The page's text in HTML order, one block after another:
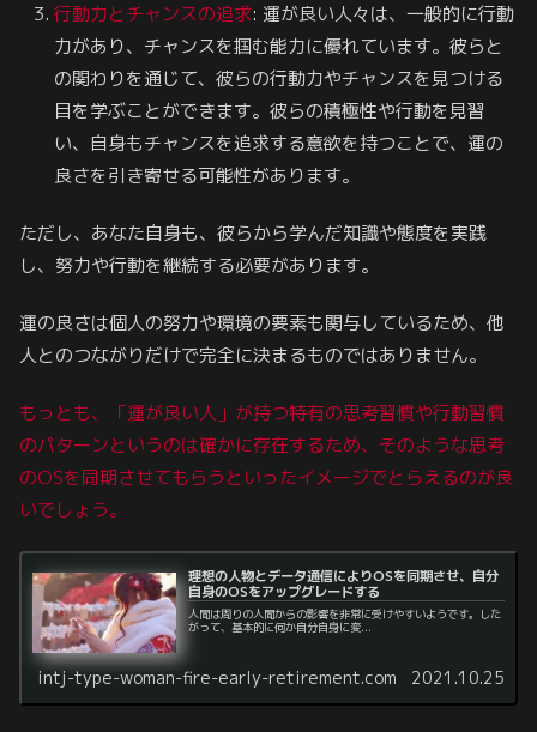
行動力とチャンスの追求: 運が良い人々は、一般的に行動
力があり、チャンスを掴む能力に優れています。彼らと
の関わりを通じて、彼らの行動力やチャンスを見つける
目を学ぶことができます。彼らの積極性や行動を見習
い、自身もチャンスを追求する意欲を持つことで、運の
良さを引き寄せる可能性があります。
ただし、あなた自身も、彼らから学んだ知識や態度を実践
し、努力や行動を継続する必要があります。
運の良さは個人の努力や環境の要素も関与しているため、他
人とのつながりだけで完全に決まるものではありません。
もっとも、「運が良い人」が持つ特有の思考習慣や行動習慣
のパターンというのは確かに存在するため、そのような思考
のOSを同期させてもらうといったイメージでとらえるのが良
いでしょう。
理想の人物とデータ通信によりOSを同期させ、自分
自身のOSをアップグレードする
人間は周りの人間からの影響を非常に受けやすいようです。した
がって、基本的に何か自分自身に変...
intj-type-woman-fire-early-retirement.com 2021.10.25